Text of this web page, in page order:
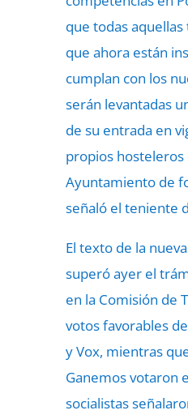
que todas
que ahora están
cumplan con los
serán levantadas
de su entrada en
propios hosteleros
Ayuntamiento de
señaló el teniente
El texto de la
superó ayer el
en la Comisión de
votos favorables
y Vox, mientras
Ganemos votaron
socialistas